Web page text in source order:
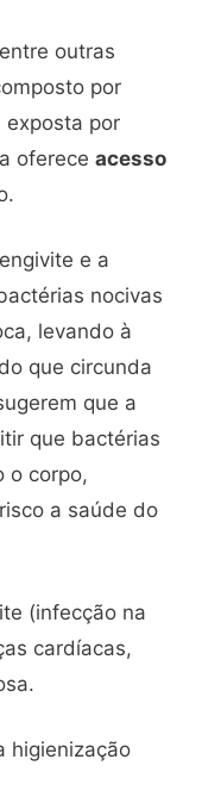
outras
por
exposta por
oferece acesso
e a
nocivas
levando à
que circunda
que a
que bactérias
o corpo,
a saúde do
(infecção na
cardíacas,
higienização